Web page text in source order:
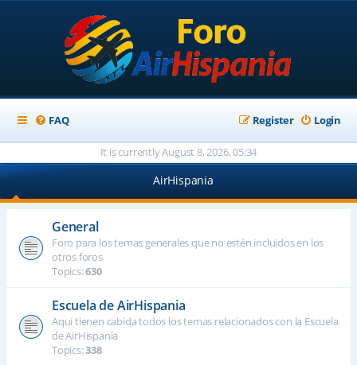
FAQ Login
Register
It is currently August 8, 2026, 05:34
AirHispania
General
Foro para los temas generales que no estén incluidos en los
otros foros
Topics:630
Escuela de AirHispania
Aqui tienen cabida todos los temas relacionados con la Escuela
de AirHispania
Topics:338